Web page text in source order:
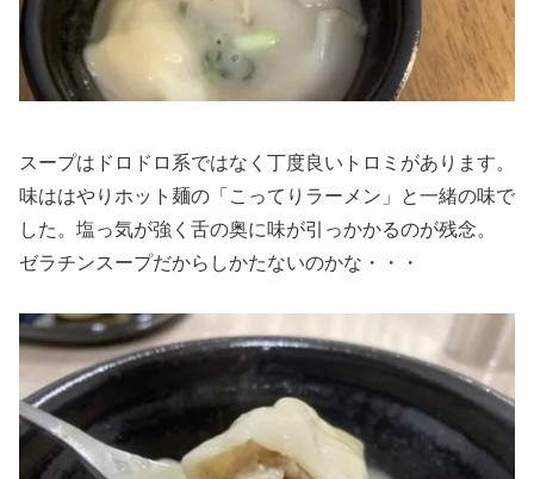
スープはドロドロ系ではなく丁度良いトロミがあります。
味ははやりホット麺の「こってりラーメン」と一緒の味で
した。塩っ気が強く舌の奥に味が引っかかるのが残念。
ゼラチンスープだからしかたないのかな・・・